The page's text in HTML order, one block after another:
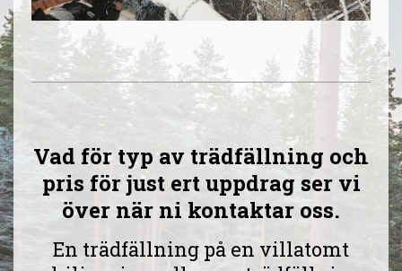
Vad för typ av trädfällning och
pris för just ert uppdrag ser vi
över när ni kontaktar oss.
En trädfällning på en villatomt